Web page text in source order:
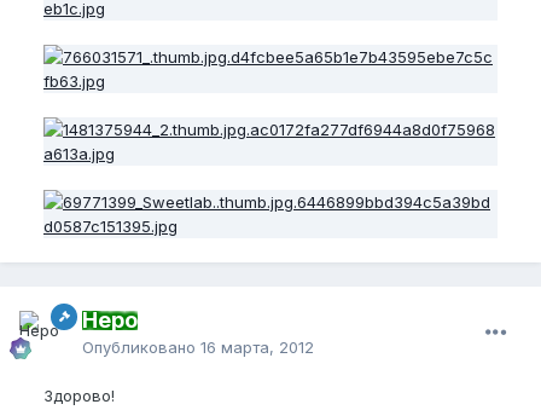
Неро
Опубликовано 16 марта, 2012
Здорово!